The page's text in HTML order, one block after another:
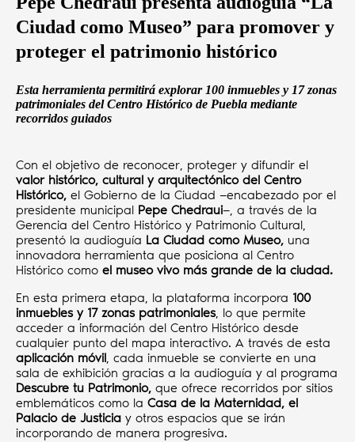
Ciudad como Museo” para promover y
proteger el patrimonio histórico
Esta herramienta permitirá explorar 100 inmuebles y 17 zonas
patrimoniales del Centro Histórico de Puebla mediante
recorridos guiados
Con el objetivo de reconocer, proteger y difundir el
valor histórico, cultural y arquitectónico del Centro
Histórico, el Gobierno de la Ciudad —encabezado por el
presidente municipal Pepe Chedraui—, a través de la
Gerencia del Centro Histórico y Patrimonio Cultural,
presentó la audioguía La Ciudad como Museo, una
innovadora herramienta que posiciona al Centro
Histórico como el museo vivo más grande de la ciudad.
En esta primera etapa, la plataforma incorpora 100
inmuebles y 17 zonas patrimoniales, lo que permite
acceder a información del Centro Histórico desde
cualquier punto del mapa interactivo. A través de esta
aplicación móvil, cada inmueble se convierte en una
sala de exhibición gracias a la audioguía y al programa
Descubre tu Patrimonio, que ofrece recorridos por sitios
emblemáticos como la Casa de la Maternidad, el
Palacio de Justicia y otros espacios que se irán
incorporando de manera progresiva.